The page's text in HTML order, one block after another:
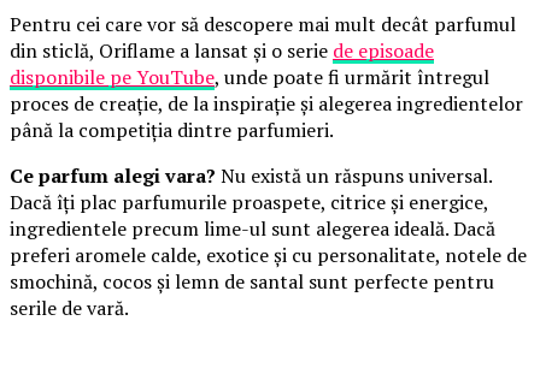
Pentru cei care vor să descopere mai mult decât parfumul
din sticlă, Oriflame a lansat și o serie de episoade
disponibile pe YouTube, unde poate fi urmărit întregul
proces de creație, de la inspirație și alegerea ingredientelor
până la competiția dintre parfumieri.
Ce parfum alegi vara? Nu există un răspuns universal.
Dacă îți plac parfumurile proaspete, citrice și energice,
ingredientele precum lime-ul sunt alegerea ideală. Dacă
preferi aromele calde, exotice și cu personalitate, notele de
smochină, cocos și lemn de santal sunt perfecte pentru
serile de vară.